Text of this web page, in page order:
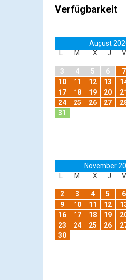
Verfügbarkeit
August
M X J V
3
4 5 6 7
10
11 12 13
17
18 19 20 21
24
25 26 27
31
November
M X J V
2
3 4 5 6
9
10 11 12
16
17 18 19
23
24 25 26
30